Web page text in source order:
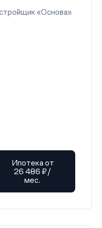
«Основа»
Ипотека от
26 486 ₽/
мес.